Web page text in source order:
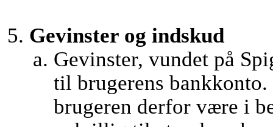
Gevinster og indskud
Gevinster, vundet på
til brugerens
brugeren derfor være i